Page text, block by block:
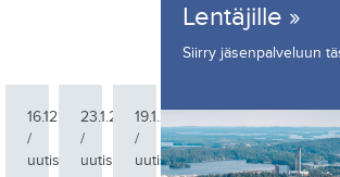
Lentäjille »
Siirry jäsenpalveluun
16.12.2024
/
uutiset
23.1.2022
/
uutiset
19.1.2022
/
uutiset